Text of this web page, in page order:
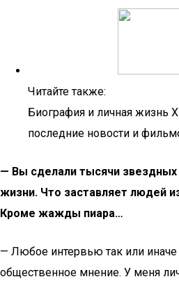
Читайте также:
Биография и личная жизнь
последние новости и
— Вы сделали тысячи звездных
жизни. Что заставляет людей
Кроме жажды пиара…
— Любое интервью так или
общественное мнение. У меня